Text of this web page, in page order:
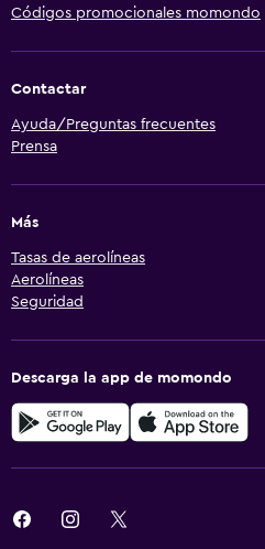
Códigos promocionales momondo
Contactar
Ayuda/Preguntas frecuentes
Prensa
Más
Tasas de aerolíneas
Aerolíneas
Seguridad
Descarga la app de momondo